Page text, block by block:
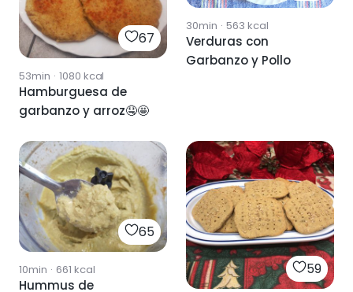
67
53min · 1080 kcal
Hamburguesa de
garbanzo y arroz🤤🤩
30min · 563 kcal
Verduras con
Garbanzo y Pollo
65
10min · 661 kcal
Hummus de
59